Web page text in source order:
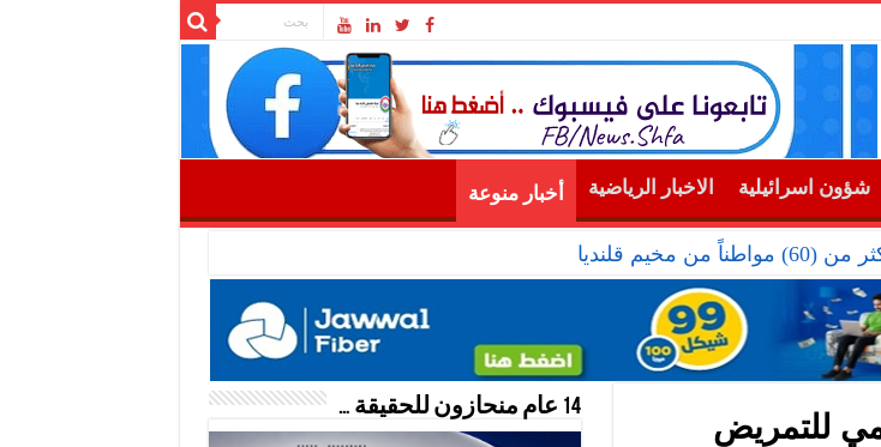
شؤون اسرائيلية الاخبار الرياضية أخبار منوعة
قلنديا
للتمريض
14 عام منحازون للحقيقة …